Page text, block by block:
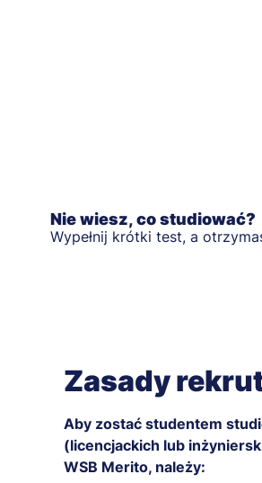
Nie wiesz, co studiować?
Wypełnij krótki test, a
Zasady
Aby zostać studentem
(licencjackich lub
WSB Merito, należy: